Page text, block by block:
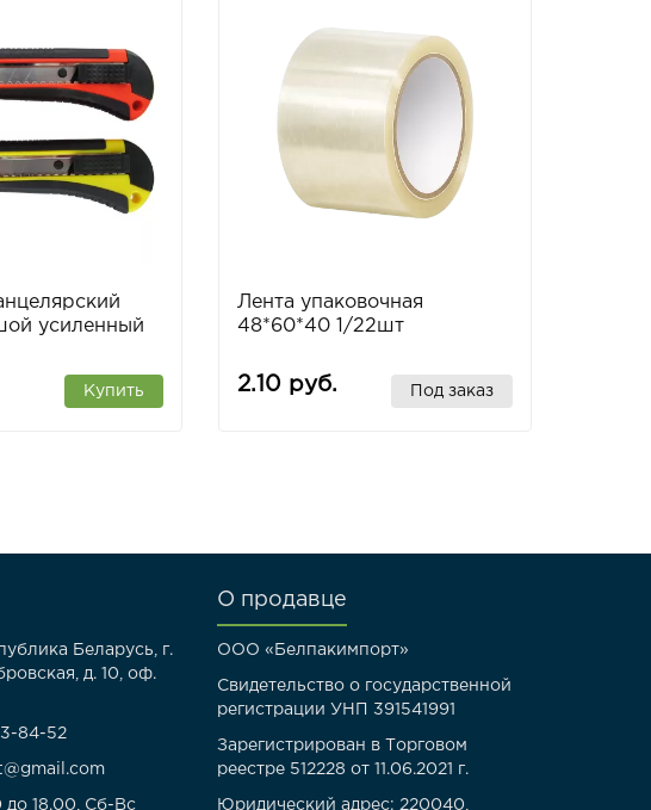
усиленный
Купить
Лента упаковочная
48*60*40 1/22шт
2.10 руб. Под заказ
Беларусь, г.
д. 10, оф.
84-52
до 18.00, Сб-Вс
О продавце
ООО «Белпакимпорт»
Свидетельство о государственной
регистрации УНП 391541991
Зарегистрирован в Торговом
реестре 512228 от 11.06.2021 г.
Юридический адрес: 220040,